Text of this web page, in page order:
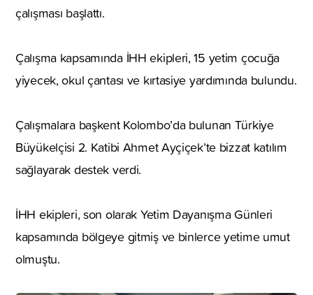
çalışması başlattı.
Çalışma kapsamında İHH ekipleri, 15 yetim çocuğa
yiyecek, okul çantası ve kırtasiye yardımında bulundu.
Çalışmalara başkent Kolombo’da bulunan Türkiye
Büyükelçisi 2. Katibi Ahmet Ayçiçek’te bizzat katılım
sağlayarak destek verdi.
İHH ekipleri, son olarak Yetim Dayanışma Günleri
kapsamında bölgeye gitmiş ve binlerce yetime umut
olmuştu.